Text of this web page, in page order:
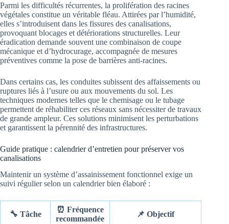
Parmi les difficultés récurrentes, la prolifération des racines
végétales constitue un véritable fléau. Attirées par l’humidité,
elles s’introduisent dans les fissures des canalisations,
provoquant blocages et détériorations structurelles. Leur
éradication demande souvent une combinaison de coupe
mécanique et d’hydrocurage, accompagnée de mesures
préventives comme la pose de barrières anti-racines.
Dans certains cas, les conduites subissent des affaissements ou
ruptures liés à l’usure ou aux mouvements du sol. Les
techniques modernes telles que le chemisage ou le tubage
permettent de réhabiliter ces réseaux sans nécessiter de travaux
de grande ampleur. Ces solutions minimisent les perturbations
et garantissent la pérennité des infrastructures.
Guide pratique : calendrier d’entretien pour préserver vos
canalisations
Maintenir un système d’assainissement fonctionnel exige un
suivi régulier selon un calendrier bien élaboré :
🔧 Tâche
⏰ Fréquence
recommandée
📌 Objectif